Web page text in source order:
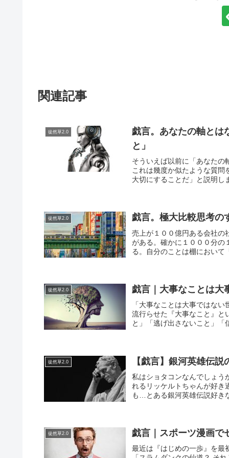
関連記事
徒然草2.0
戯言。あなたの軸とは
と」
そういえば以前に「あなたの
これは幾度か似たような質問
大切にすることだ」と説明し
徒然草2.0 戯言。極大比較思考の
売上が１００億円ある会社
がある。確かに１０００分の
る。自分のことは棚において
徒然草2.0 戯言｜大事なことは大
「大事なことは大事ではな
流行らせた『大事なこと』と
と」「逃げ出さないこと」「
徒然草2.0 【戯言】銀河英雄伝
私はショタコンなんでしょう
れるリッケルトちゃんが好き
も…とある銀河英雄伝説好き
徒然草2.0 戯言｜スポーツ漫画で
最近は『はじめの一歩』を最